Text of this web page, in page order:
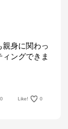
親身に関わっ
ングできま
0 Like! 0